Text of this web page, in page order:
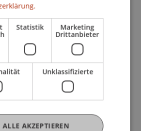
/ Projektleitung
MSc Arch
Statistik Marketing
Drittanbieter
Unklassifizierte
ALLE AKZEPTIEREN